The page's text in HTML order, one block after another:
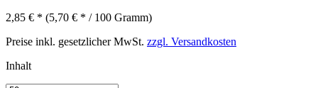
2,85 € * (5,70 € * / 100 Gramm)
Preise inkl. gesetzlicher MwSt. zzgl. Versandkosten
Inhalt